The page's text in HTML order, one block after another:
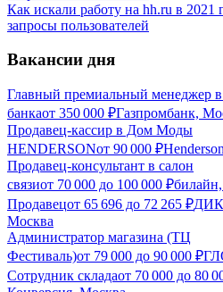
Как искали работу на hh.ru в 2021
запросы пользователей
Вакансии дня
Главный премиальный менеджер
банкаот 350 000 ₽Газпромбанк,
Продавец-кассир в Дом Моды
HENDERSONот 90 000 ₽
Продавец-консультант в салон
связиот 70 000 до 100 000 ₽
Продавецот 65 696 до 72 265 ₽
Москва
Администратор магазина (ТЦ
Фестиваль)от 79 000 до 90 000 ₽
Сотрудник складаот 70 000 до 80